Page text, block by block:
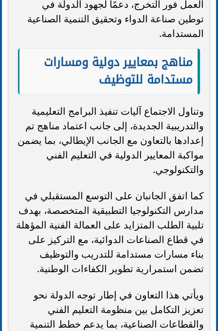
العمل فور التخرج، دعمًا لجهود الدولة في
توطين صناعة الدواء وتحقيق التنمية الصناعية
المستدامة.
مناهج بمعايير دولية ومسارات
مستدامة للتوظيف
وتناول الاجتماع آليات تنفيذ البرامج التعليمية
والتدريبية الجديدة، إلى جانب اعتماد مناهج تم
إعدادها بالتعاون مع الجانب الإيطالي، بما يضمن
مواكبة المعايير الدولية في التعليم الفني
والتكنولوجي.
كما اتفق الجانبان على التوسع المستقبلي في
مدارس التكنولوجيا التطبيقية المتخصصة، بهدف
تلبية الطلب المتزايد على العمالة الفنية المؤهلة
في قطاع الصناعات الدوائية، مع التركيز على
بناء مسارات مستدامة للتدريب والتوظيف
تضمن استمرارية تطوير الكفاءات الوطنية.
ويأتي هذا التعاون في إطار توجه الدولة نحو
تعزيز التكامل بين منظومة التعليم الفني
والقطاعات الصناعية، بما يدعم خطط التنمية